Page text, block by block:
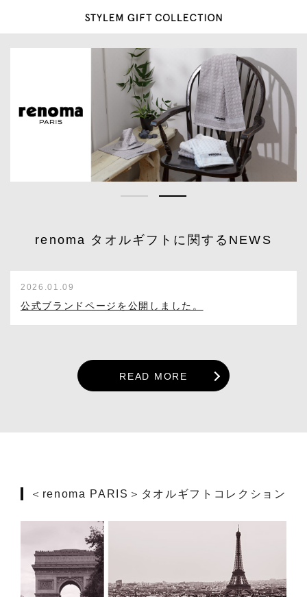
renoma タオルギフトに関するNEWS
2026.01.09
公式ブランドページを公開しました。
READ MORE
＜renoma PARIS＞タオルギフトコレクション